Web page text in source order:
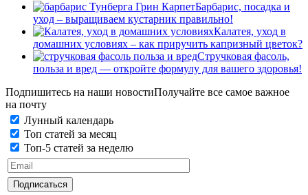
Барбарис, посадка и
уход – выращиваем кустарник правильно!
Калатея, уход в
домашних условиях – как приручить капризный цветок?
Стручковая фасоль,
польза и вред — откройте формулу для вашего здоровья!
Подпишитесь на наши новостиПолучайте все самое важное
на почту
Лунный календарь
Топ статей за месяц
Топ-5 статей за неделю